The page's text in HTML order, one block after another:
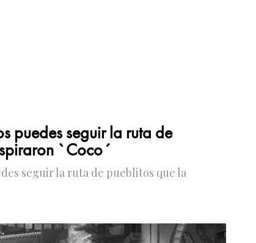
puedes seguir la ruta de
`Coco´
seguir la ruta de pueblitos que la